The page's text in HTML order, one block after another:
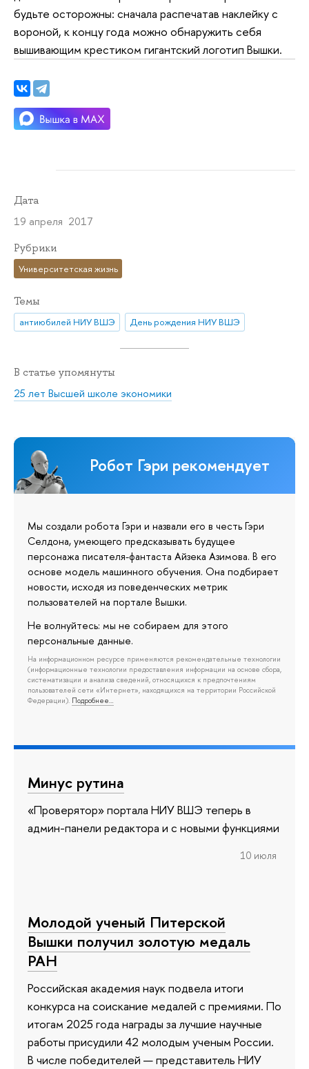
будьте осторожны: сначала распечатав наклейку с
вороной, к концу года можно обнаружить себя
вышивающим крестиком гигантский логотип Вышки.
Дата
19 апреля 2017
Рубрики
Университетская жизнь
Темы
антиюбилей НИУ ВШЭ День рождения НИУ ВШЭ
В статье упомянуты
25 лет Высшей школе экономики
Робот Гэри рекомендует
Мы создали робота Гэри и назвали его в честь Гэри
Селдона, умеющего предсказывать будущее
персонажа писателя-фантаста Айзека Азимова. В его
основе модель машинного обучения. Она подбирает
новости, исходя из поведенческих метрик
пользователей на портале Вышки.
Не волнуйтесь: мы не собираем для этого
персональные данные.
На информационном ресурсе применяются рекомендательные технологии
(информационные технологии предоставления информации на основе сбора,
систематизации и анализа сведений, относящихся к предпочтениям
пользователей сети «Интернет», находящихся на территории Российской
Федерации). Подробнее…
Минус рутина
«Проверятор» портала НИУ ВШЭ теперь в
админ-панели редактора и с новыми функциями
10 июля
Молодой ученый Питерской
Вышки получил золотую медаль
РАН
Российская академия наук подвела итоги
конкурса на соискание медалей с премиями. По
итогам 2025 года награды за лучшие научные
работы присудили 42 молодым ученым России.
В числе победителей — представитель НИУ